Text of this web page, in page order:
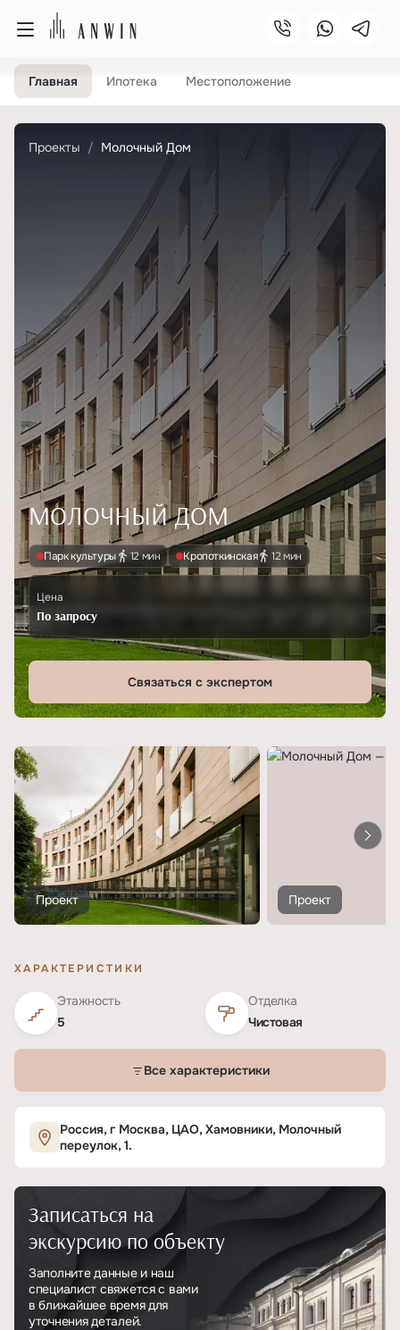
Главная Ипотека Местоположение
Проекты Молочный Дом
МОЛОЧНЫЙ ДОМ
Парк культуры 12 мин Кропоткинская 12 мин
Цена
По запросу
Связаться с экспертом
Проект Проект
ХАРАКТЕРИСТИКИ
Этажность
5
Отделка
Чистовая
Все характеристики
Характеристики ЖК «Молочный Дом»
ТипЖК
Этажность
ОтделкаЧистовая
Россия, г Москва, ЦАО, Хамовники, Молочный
переулок, 1.
Записаться на
экскурсию по объекту
Заполните данные и наш
специалист свяжется с вами
в ближайшее время для
уточнения деталей.